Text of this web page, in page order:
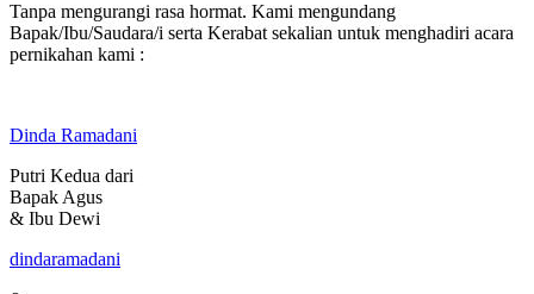
Tanpa mengurangi rasa hormat. Kami mengundang
Bapak/Ibu/Saudara/i serta Kerabat sekalian untuk menghadiri acara
pernikahan kami :
Dinda Ramadani
Putri Kedua dari
Bapak Agus
& Ibu Dewi
dindaramadani